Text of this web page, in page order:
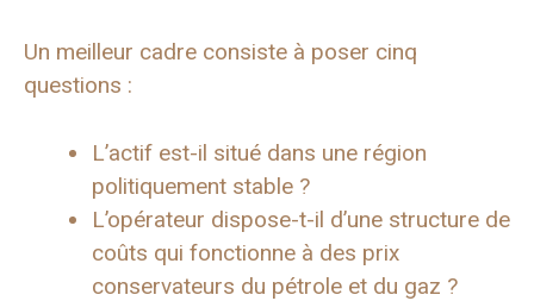
Un meilleur cadre consiste à poser cinq
questions :
L’actif est-il situé dans une région
politiquement stable ?
L’opérateur dispose-t-il d’une structure de
coûts qui fonctionne à des prix
conservateurs du pétrole et du gaz ?